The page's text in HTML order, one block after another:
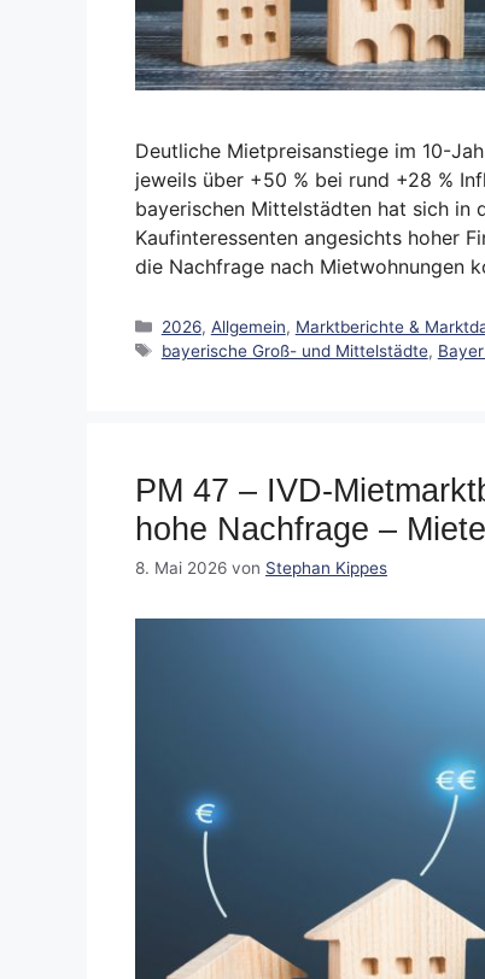
Deutliche Mietpreisanstiege im 10-
jeweils über +50 % bei rund +28 %
bayerischen Mittelstädten hat sich in
Kaufinteressenten angesichts hoher
die Nachfrage nach Mietwohnungen
Kategorien
2026, Allgemein, Marktberichte &
Schlagwörter
bayerische Groß- und Mittelstädte,
PM 47 – IVD-
hohe Nachfrage –
8. Mai 2026 von Stephan Kippes